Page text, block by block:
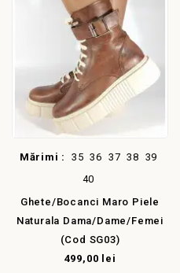
Mărimi : 35 36 37 38 39
40
Ghete/Bocanci Maro Piele
Naturala Dama/dame/femei
(cod SG03)
499,00 lei